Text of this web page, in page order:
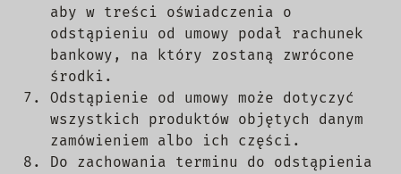
aby w treści oświadczenia o
odstąpieniu od umowy podał rachunek
bankowy, na który zostaną zwrócone
środki.
Odstąpienie od umowy może dotyczyć
wszystkich produktów objętych danym
zamówieniem albo ich części.
Do zachowania terminu do odstąpienia